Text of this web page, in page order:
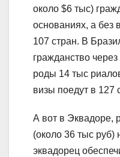
около $6 тыс)
основаниях, а без
107 стран. В
гражданство
роды 14 тыс
визы поедут в 127
А вот в Эквадоре,
(около 36 тыс
эквадорец